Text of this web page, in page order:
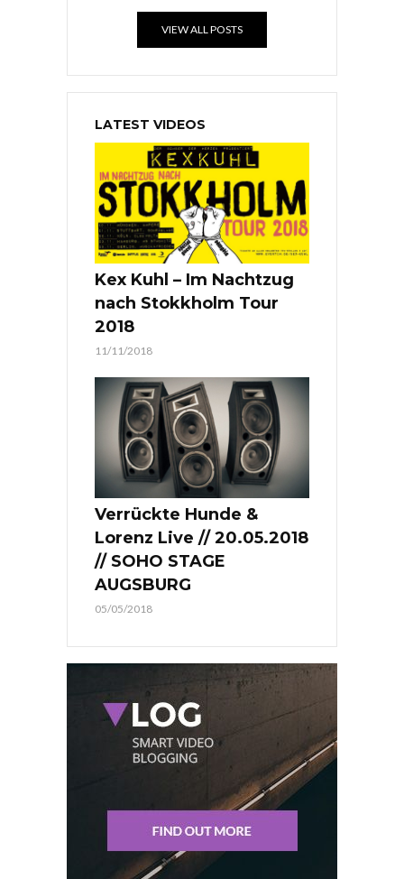
VIEW ALL POSTS
LATEST VIDEOS
Kex Kuhl – Im Nachtzug
nach Stokkholm Tour
2018
11/11/2018
Verrückte Hunde &
Lorenz Live // 20.05.2018
// SOHO STAGE
AUGSBURG
05/05/2018